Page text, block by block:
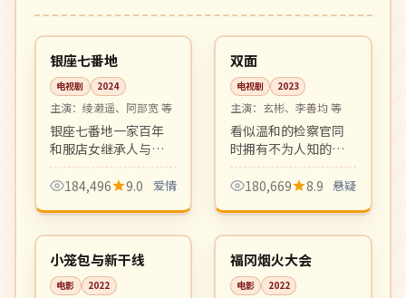
日本
热播 04:15
银座七番地
电视剧 2024
主演： 绫濑遥、阿部宽 等
银座七番地一家百年
和服店女继承人与设
计师的现代职场爱
情。优雅怀旧氛围、
品质日剧。
184,496 9.0 爱情
韩国
完结 08:57
双面
电视剧 2023
主演： 玄彬、李善均 等
看似温和的检察官同
时拥有不为人知的另
一重身份，他游走在
法律与黑暗之间。
剧，节奏冷峻凌厉。
180,669 8.9 悬疑
日本
热播 99:08
小笼包与新干线
电影 2022
日本
院线 99:23
福冈烟火大会
电影 2022